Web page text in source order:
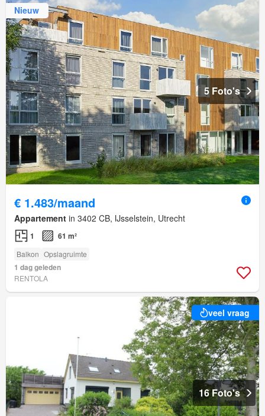
Nieuw
5 Foto's
€ 1.483/maand
Appartement in 3402 CB, IJsselstein, Utrecht
1 61 m²
Balkon Opslagruimte
1 dag geleden
RENTOLA
veel vraag
16 Foto's